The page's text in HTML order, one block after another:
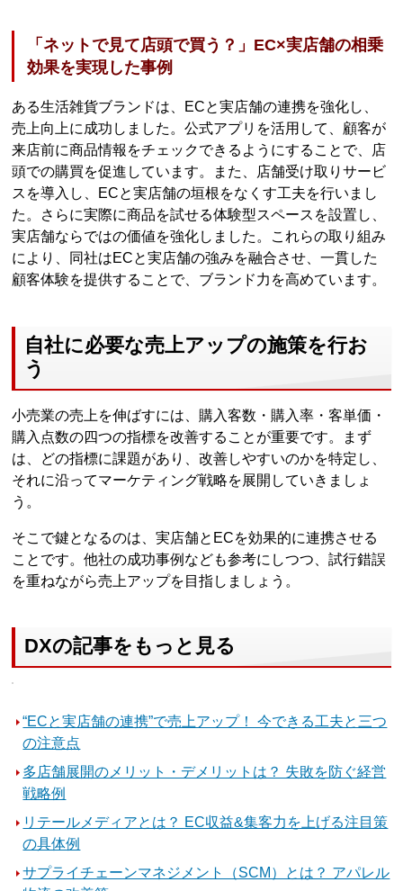
「ネットで見て店頭で買う？」EC×実店舗の相乗
効果を実現した事例
ある生活雑貨ブランドは、ECと実店舗の連携を強化し、
売上向上に成功しました。公式アプリを活用して、顧客が
来店前に商品情報をチェックできるようにすることで、店
頭での購買を促進しています。また、店舗受け取りサービ
スを導入し、ECと実店舗の垣根をなくす工夫を行いまし
た。さらに実際に商品を試せる体験型スペースを設置し、
実店舗ならではの価値を強化しました。これらの取り組み
により、同社はECと実店舗の強みを融合させ、一貫した
顧客体験を提供することで、ブランド力を高めています。
自社に必要な売上アップの施策を行お
う
小売業の売上を伸ばすには、購入客数・購入率・客単価・
購入点数の四つの指標を改善することが重要です。まず
は、どの指標に課題があり、改善しやすいのかを特定し、
それに沿ってマーケティング戦略を展開していきましょ
う。
そこで鍵となるのは、実店舗とECを効果的に連携させる
ことです。他社の成功事例なども参考にしつつ、試行錯誤
を重ねながら売上アップを目指しましょう。
DXの記事をもっと見る
“ECと実店舗の連携”で売上アップ！ 今できる工夫と三つ
の注意点
多店舗展開のメリット・デメリットは？ 失敗を防ぐ経営
戦略例
リテールメディアとは？ EC収益&集客力を上げる注目策
の具体例
サプライチェーンマネジメント（SCM）とは？ アパレル